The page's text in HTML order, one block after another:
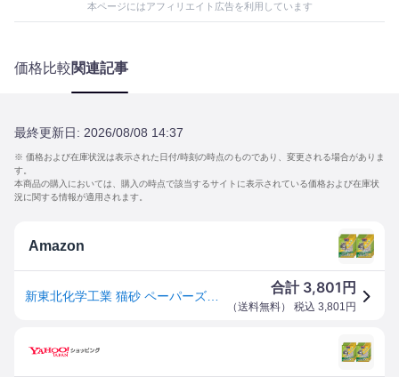
本ページにはアフィリエイト広告を利用しています
価格比較関連記事
最終更新日: 2026/08/08 14:37
※ 価格および在庫状況は表示された日付/時刻の時点のものであり、変更される場合がありま
す。
本商品の購入においては、購入の時点で該当するサイトに表示されている価格および在庫状
況に関する情報が適用されます。
Amazon
合計 3,801 円
（送料無料） 税込 3,801 円